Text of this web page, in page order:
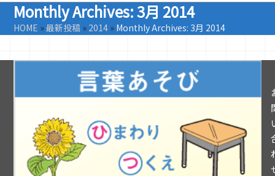
Monthly Archives: 3月 2014
HOME »最新投稿 » 2014 » Monthly Archives: 3月 2014